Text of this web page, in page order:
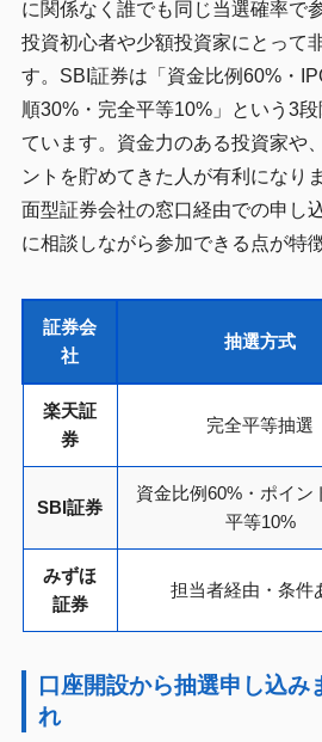
に関係なく誰でも同じ当選確率で
投資初心者や少額投資家にとって
す。SBI証券は「資金比例60%・
順30%・完全平等10%」という3
ています。資金力のある投資家や
ントを貯めてきた人が有利になり
面型証券会社の窓口経由での申し
に相談しながら参加できる点が特
証券会
社
抽選方式
楽天証
券
完全平等抽選
SBI証券
資金比例60%・ポイン
平等10%
みずほ
証券
担当者経由・条件
口座開設から抽選申し込み
れ